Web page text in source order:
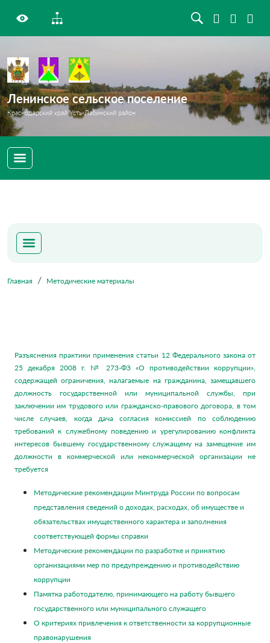
Ленинское сельское поселение
Краснодарский край Усть-Лабинский район
Главная Методические материалы
Разъяснения практики применения статьи 12 Федерального закона от
25 декабря 2008 г. № 273-ФЗ «О противодействии коррупции»,
содержащей ограничения, налагаемые на гражданина, замещавшего
должность государственной или муниципальной службы, при
заключении им трудового или гражданско-правового договора, в том
числе случаев, когда дача согласия комиссией по соблюдению
требований к служебному поведению и урегулированию конфликта
интересов бывшему государственному служащему на замещение им
должности в коммерческой или некоммерческой организации не
требуется
Методические рекомендации Минтруда России по вопросам
представления сведений о доходах, расходах, об имуществе и
обязательствах имущественного характера и заполнения
соответствующей формы справки
Методические рекомендации по разработке и принятию
организациями мер по предупреждению и противодействию
коррупции
Памятка работодателю, принимающего на работу бывшего
государственного или муниципального служащего
О критериях привлечения к ответственности за коррупционные
правонарушения